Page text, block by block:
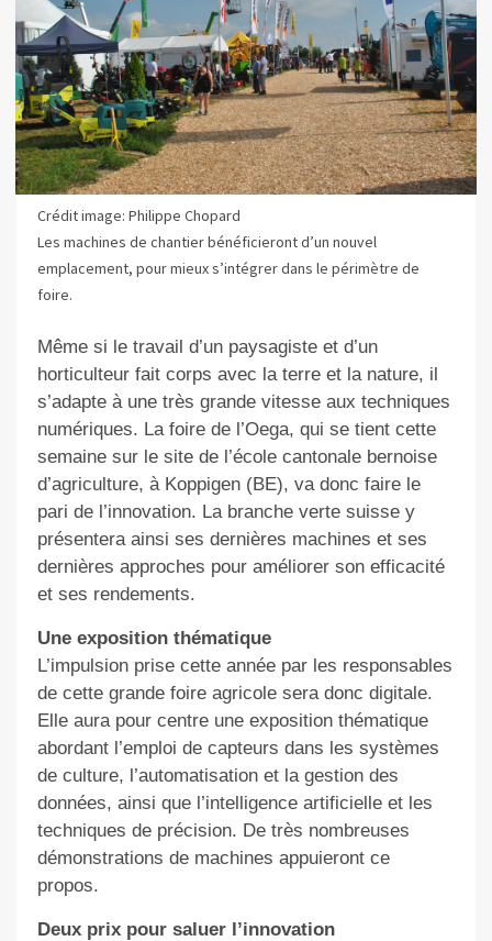
Crédit image: Philippe Chopard
Les machines de chantier bénéficieront d’un nouvel
emplacement, pour mieux s’intégrer dans le périmètre de
foire.
Même si le travail d’un paysagiste et d’un
horticulteur fait corps avec la terre et la nature, il
s’adapte à une très grande vitesse aux techniques
numériques. La foire de l’Oega, qui se tient cette
semaine sur le site de l’école cantonale bernoise
d’agriculture, à Koppigen (BE), va donc faire le
pari de l’innovation. La branche verte suisse y
présentera ainsi ses dernières machines et ses
dernières approches pour améliorer son efficacité
et ses rendements.
Une exposition thématique
L’impulsion prise cette année par les responsables
de cette grande foire agricole sera donc digitale.
Elle aura pour centre une exposition thématique
abordant l’emploi de capteurs dans les systèmes
de culture, l’automatisation et la gestion des
données, ainsi que l’intelligence artificielle et les
techniques de précision. De très nombreuses
démonstrations de machines appuieront ce
propos.
Deux prix pour saluer l’innovation